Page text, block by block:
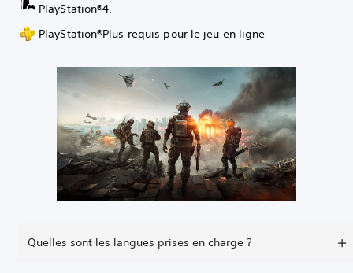
PlayStation®4.
PlayStation®Plus requis pour le jeu en ligne
Quelles sont les langues prises en charge ?